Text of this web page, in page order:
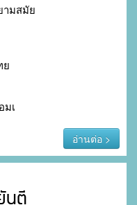
ามสมัย
ย
มเ
อ่านต่อ >
ตี